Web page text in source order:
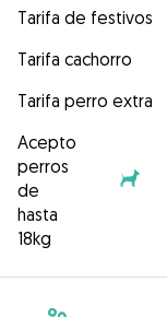
Tarifa de festivos
Tarifa cachorro
Tarifa perro extra
Acepto
perros
de
hasta
18kg